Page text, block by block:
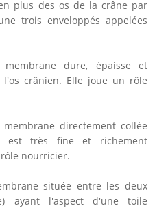
plus des os de la crâne par
trois enveloppés appelées
dure, épaisse et
crânien. Elle joue un rôle
directement collée
est très fine et richement
nourricier.
située entre les deux
ayant l'aspect d'une toile